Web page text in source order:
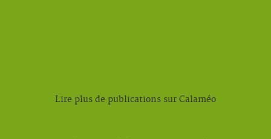
Lire plus de publications sur Calaméo